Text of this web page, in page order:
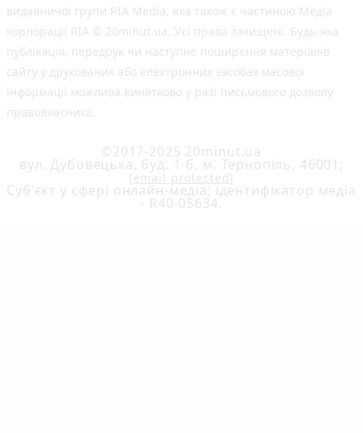
видавничої групи RIA Media, яка також є частиною Медіа
корпорації RIA © 20minut.ua. Усі права захищені. Будь-яка
публiкацiя, передрук чи наступне поширення матеріалів
сайту у друкованих або електронних засобах масової
інформації можлива винятково у разі письмового дозволу
правовласника.
©2017-2025 20minut.ua
вул. Дубовецька, буд. 1-б, м. Тернопіль, 46001;
[email protected]
Cуб'єкт у сфері онлайн-медіа; ідентифікатор медіа
- R40-05634.